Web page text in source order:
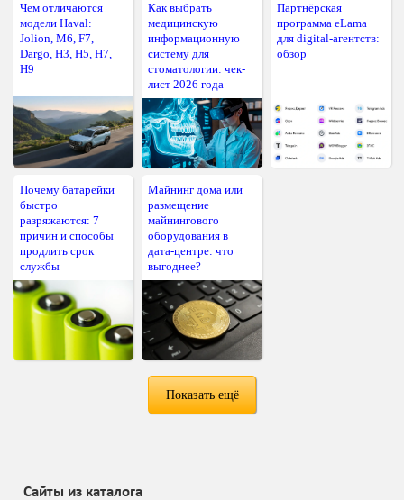
Чем отличаются
модели Haval:
Jolion, M6, F7,
Dargo, H3, H5, H7,
H9
Как выбрать
медицинскую
информационную
систему для
стоматологии: чек-
лист 2026 года
Партнёрская
программа eLama
для digital-агентств:
обзор
Почему батарейки
быстро
разряжаются: 7
причин и способы
продлить срок
службы
Майнинг дома или
размещение
майнингового
оборудования в
дата-центре: что
выгоднее?
Показать ещё
Сайты из каталога